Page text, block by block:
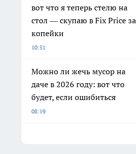
вот что я теперь стелю на
стол — скупаю в Fix Price за
копейки
10:51
Можно ли жечь мусор на
даче в 2026 году: вот что
будет, если ошибиться
08:19